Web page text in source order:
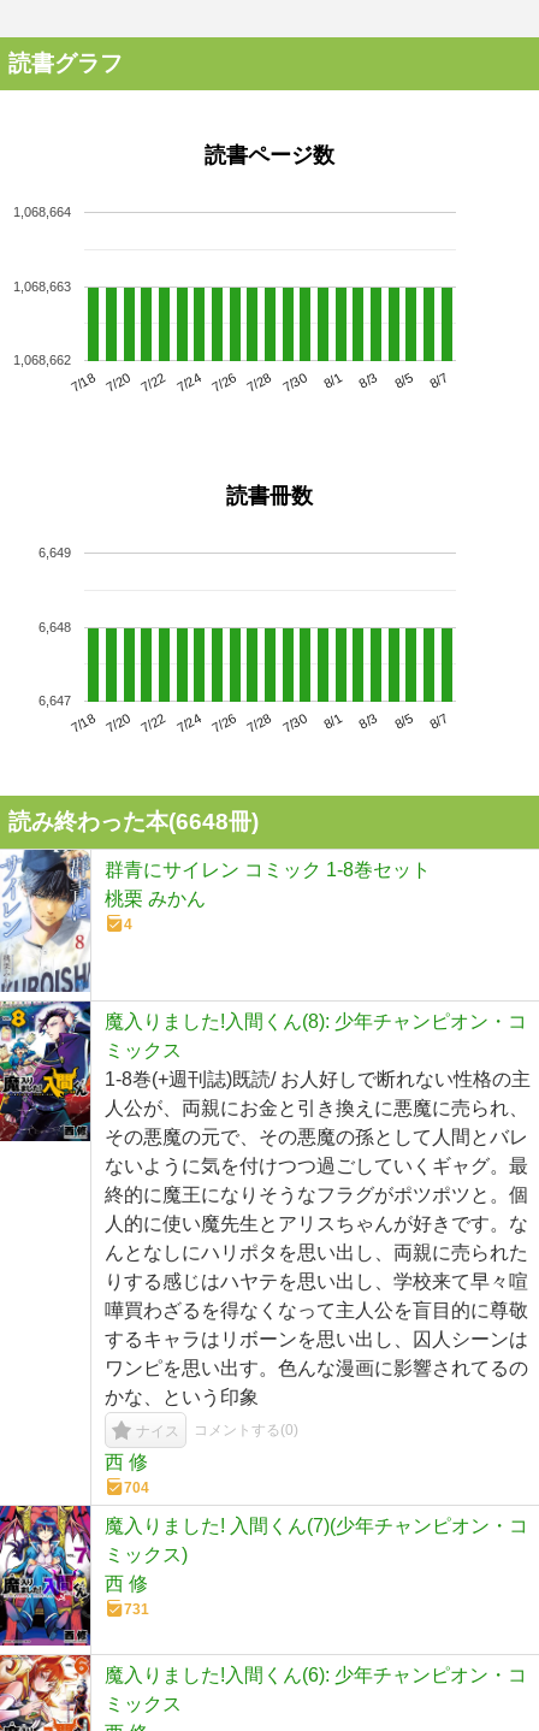
読書グラフ
読書ページ数
7/18 7/20 7/22 7/24 7/26 7/28 7/30 8/1 8/3 8/5 8/7
1,068,662
1,068,663
1,068,664
読書冊数
7/18 7/20 7/22 7/24 7/26 7/28 7/30 8/1 8/3 8/5 8/7
6,647
6,648
6,649
読み終わった本(6648冊)
群青にサイレン コミック 1-8巻セット
桃栗 みかん
4
魔入りました!入間くん(8): 少年チャンピオン・コ
ミックス
1-8巻(+週刊誌)既読/ お人好しで断れない性格の主
人公が、両親にお金と引き換えに悪魔に売られ、
その悪魔の元で、その悪魔の孫として人間とバレ
ないように気を付けつつ過ごしていくギャグ。最
終的に魔王になりそうなフラグがポツポツと。個
人的に使い魔先生とアリスちゃんが好きです。な
んとなしにハリポタを思い出し、両親に売られた
りする感じはハヤテを思い出し、学校来て早々喧
嘩買わざるを得なくなって主人公を盲目的に尊敬
するキャラはリボーンを思い出し、囚人シーンは
ワンピを思い出す。色んな漫画に影響されてるの
かな、という印象
ナイス コメントする(0)
西 修
704
魔入りました! 入間くん(7)(少年チャンピオン・コ
ミックス)
西 修
731
魔入りました!入間くん(6): 少年チャンピオン・コ
ミックス